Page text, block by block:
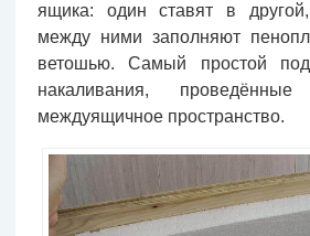
ящика: один ставят в
между ними заполняют
ветошью. Самый простой
накаливания,
междуящичное пространство.